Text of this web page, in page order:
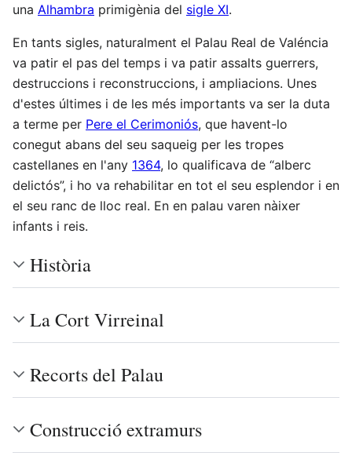
una Alhambra primigènia del sigle XI.
En tants sigles, naturalment el Palau Real de Valéncia
va patir el pas del temps i va patir assalts guerrers,
destruccions i reconstruccions, i ampliacions. Unes
d'estes últimes i de les més importants va ser la duta
a terme per Pere el Cerimoniós, que havent-lo
conegut abans del seu saqueig per les tropes
castellanes en l'any 1364, lo qualificava de “alberc
delictós”, i ho va rehabilitar en tot el seu esplendor i en
el seu ranc de lloc real. En en palau varen nàixer
infants i reis.
Història
La Cort Virreinal
Recorts del Palau
Construcció extramurs